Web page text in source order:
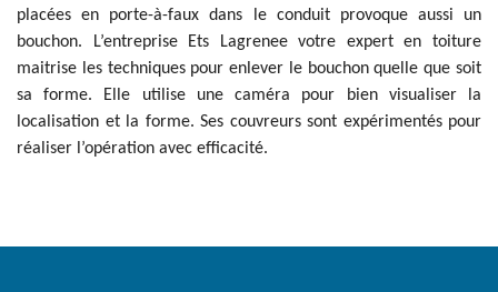
placées en porte-à-faux dans le conduit provoque aussi un
bouchon. L’entreprise Ets Lagrenee votre expert en toiture
maitrise les techniques pour enlever le bouchon quelle que soit
sa forme. Elle utilise une caméra pour bien visualiser la
localisation et la forme. Ses couvreurs sont expérimentés pour
réaliser l’opération avec efficacité.